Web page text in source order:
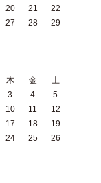
20 21
22
27 28
29
木 金
土
3 4
5
10 11
12
17 18
19
24 25
26